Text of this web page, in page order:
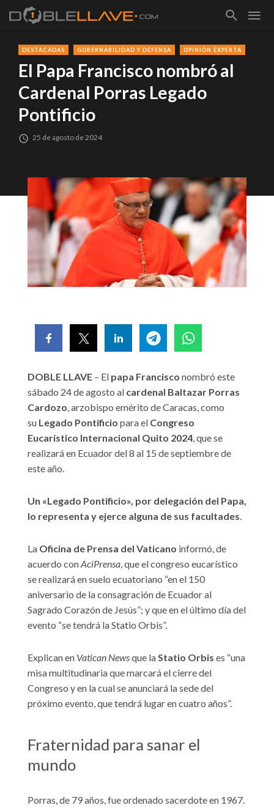
DESTACADAS GOBERNABILIDAD Y DEFENSA OPINIÓN EXPERTA
El Papa Francisco nombró al
Cardenal Porras Legado
Pontificio
25 de agosto de 2024
DOBLE LLAVE – El papa Francisco nombró este
sábado 24 de agosto al cardenal Baltazar Porras
Cardozo, arzobispo emérito de Caracas, como
su Legado Pontificio para el Congreso
Eucarístico Internacional Quito 2024, que se
realizará en Ecuador del 8 al 15 de septiembre de
este año.
Un «Legado Pontificio», por delegación del Papa,
lo representa y ejerce alguna de sus facultades.
La Oficina de Prensa del Vaticano informó, de
acuerdo conAciPrensa, que el congreso eucarístico
se realizará en suelo ecuatoriano “en el 150
aniversario de la consagración de Ecuador al
Sagrado Corazón de Jesús”; y que en el último día del
evento “se tendrá la Statio Orbis”.
Explican en Vatican Newsque laStatio Orbis es “una
misa multitudinaria que marcará el cierre del
Congreso y en la cual se anunciará la sede del
próximo evento, que tendrá lugar en cuatro años”.
Fraternidad para sanar el
mundo
Porras, de 79 años, fue ordenado sacerdote en 1967.